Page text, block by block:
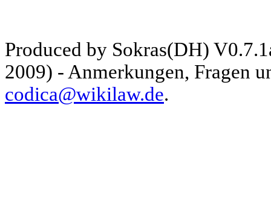
Produced by Sokras(DH)
2009) - Anmerkungen, Fragen
codica@wikilaw.de.